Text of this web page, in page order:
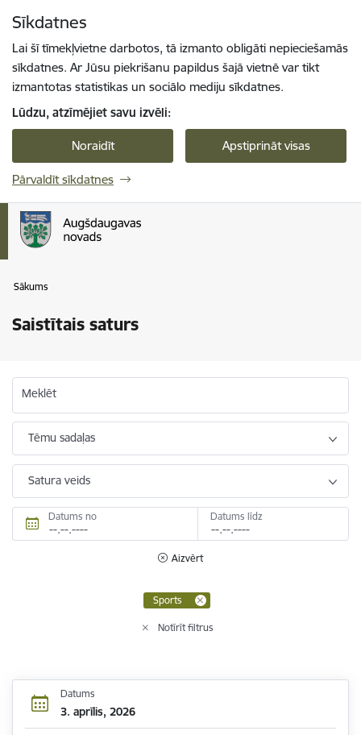
Sīkdatnes
Lai šī tīmekļvietne darbotos, tā izmanto obligāti nepieciešamās
sīkdatnes. Ar Jūsu piekrišanu papildus šajā vietnē var tikt
izmantotas statistikas un sociālo mediju sīkdatnes.
Lūdzu, atzīmējiet savu izvēli:
Noraidīt Apstiprināt visas
Pārvaldīt sīkdatnes
Sākums
Saistītais saturs
Meklēt
Tēmu sadaļas
Satura veids
Datums no Datums līdz
Aizvērt
Sports
Notīrīt filtrus
Datums
3. aprīlis, 2026